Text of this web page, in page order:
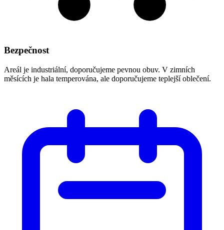
Bezpečnost
Areál je industriální, doporučujeme pevnou obuv. V zimních
měsících je hala temperována, ale doporučujeme teplejší oblečení.